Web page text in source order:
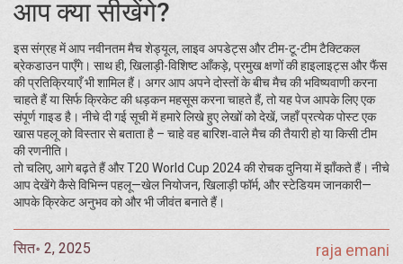
आप क्या सीखेंगे?
इस संग्रह में आप नवीनतम मैच शेड्यूल, लाइव अपडेट्स और टीम-टू-टीम टैक्टिकल
ब्रेकडाउन पाएँगे। साथ ही, खिलाड़ी-विशिष्ट आँकड़े, प्रमुख क्षणों की हाइलाइट्स और फैंस
की प्रतिक्रियाएँ भी शामिल हैं। अगर आप अपने दोस्तों के बीच मैच की भविष्यवाणी करना
चाहते हैं या सिर्फ क्रिकेट की धड़कन महसूस करना चाहते हैं, तो यह पेज आपके लिए एक
संपूर्ण गाइड है। नीचे दी गई सूची में हमारे लिखे हुए लेखों को देखें, जहाँ प्रत्येक पोस्ट एक
खास पहलू को विस्तार से बताता है – चाहे वह बारिश‑वाले मैच की तैयारी हो या किसी टीम
की रणनीति।
तो चलिए, आगे बढ़ते हैं और T20 World Cup 2024 की रोचक दुनिया में झाँकते हैं। नीचे
आप देखेंगे कैसे विभिन्न पहलू—खेल नियोजन, खिलाड़ी फॉर्म, और स्टेडियम जानकारी—
आपके क्रिकेट अनुभव को और भी जीवंत बनाते हैं।
सित॰ 2, 2025 raja emani